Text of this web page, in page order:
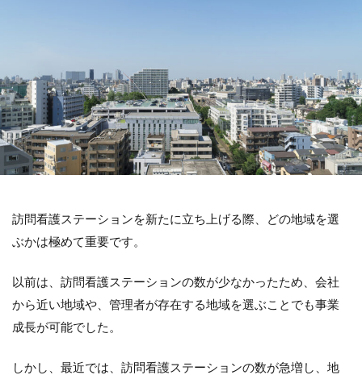
訪問看護ステーションを新たに立ち上げる際、どの地域を選
ぶかは極めて重要です。
以前は、訪問看護ステーションの数が少なかったため、会社
から近い地域や、管理者が存在する地域を選ぶことでも事業
成長が可能でした。
しかし、最近では、訪問看護ステーションの数が急増し、地